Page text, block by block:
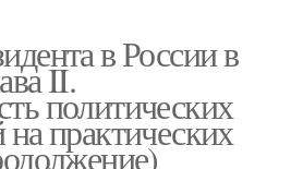
в России в
II.
политических
практических